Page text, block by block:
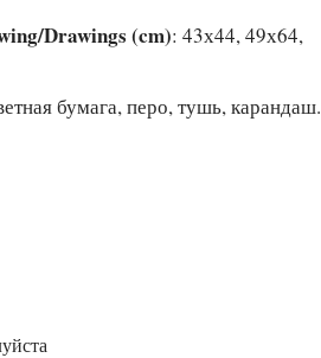
Drawings (cm): 43х44, 49х64,
бумага, перо, тушь, карандаш.